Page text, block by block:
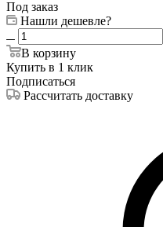
Под заказ
Нашли дешевле?
В корзину
Купить в 1 клик
Подписаться
Рассчитать доставку